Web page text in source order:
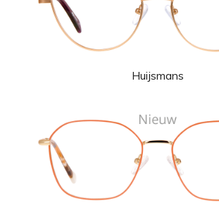
Huijsmans